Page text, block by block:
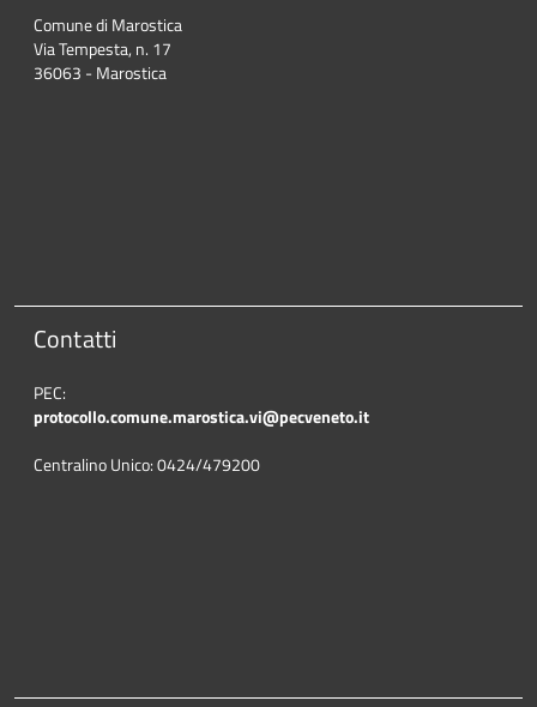
Comune di Marostica
Via Tempesta, n. 17
36063 - Marostica
Contatti
PEC:
protocollo.comune.marostica.vi@pecveneto.it
Centralino Unico: 0424/479200